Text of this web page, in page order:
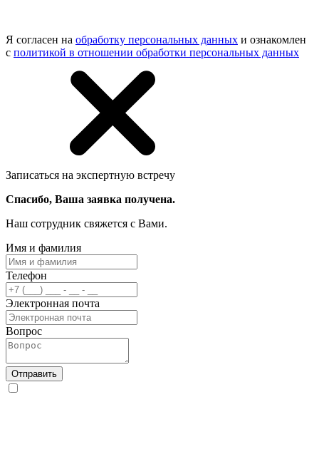
Я согласен на обработку персональных данных и ознакомлен
с политикой в отношении обработки персональных данных
Записаться на экспертную встречу
Спасибо, Ваша заявка получена.
Наш сотрудник свяжется с Вами.
Имя и фамилия
Телефон
Электронная почта
Вопрос
Отправить